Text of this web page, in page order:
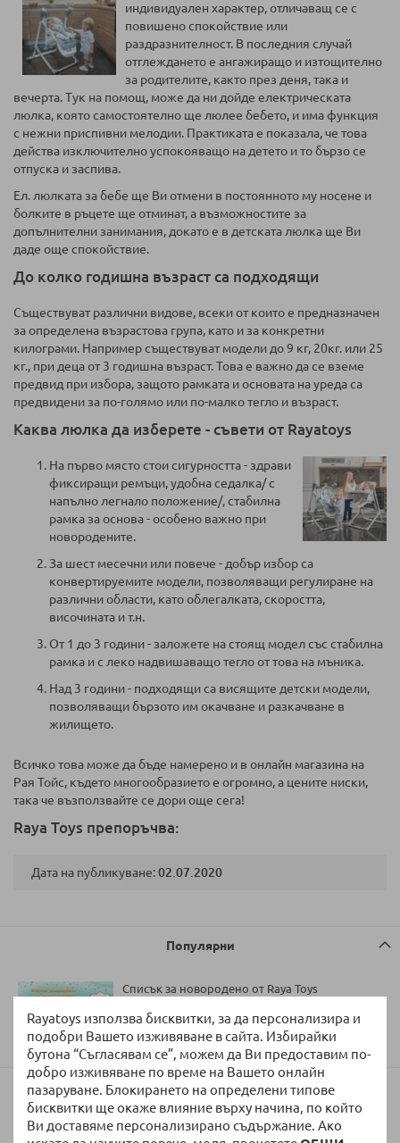
Rayatoys използва бисквитки, за да персонализира и
подобри Вашето изживяване в сайта. Избирайки
бутона “Съгласявам се”, можем да Ви предоставим по-
добро изживяване по време на Вашето онлайн
пазаруване. Блокирането на определени типове
бисквитки ще окаже влияние върху начина, по който
Ви доставяме персонализирано съдържание. Ако
индивидуален характер, отличаващ се с
повишено спокойствие или
раздразнителност. В последния случай
отглеждането е ангажиращо и изтощително
за родителите, както през деня, така и
вечерта. Тук на помощ, може да ни дойде електрическата
люлка, която самостоятелно ще люлее бебето, и има функция
с нежни приспивни мелодии. Практиката е показала, че това
действа изключително успокояващо на детето и то бързо се
отпуска и заспива.
Ел. люлката за бебе ще Ви отмени в постоянното му носене и
болките в ръцете ще отминат, а възможностите за
допълнителни занимания, докато е в детската люлка ще Ви
даде още спокойствие.
До колко годишна възраст са подходящи
Съществуват различни видове, всеки от които е предназначен
за определена възрастова група, като и за конкретни
килограми. Например съществуват модели до 9 кг, 20кг. или 25
кг., при деца от 3 годишна възраст. Това е важно да се вземе
предвид при избора, защото рамката и основата на уреда са
предвидени за по-голямо или по-малко тегло и възраст.
Каква люлка да изберете - съвети от Rayatoys
На първо място стои сигурността - здрави
фиксиращи ремъци, удобна седалка/ с
напълно легнало положение/, стабилна
рамка за основа - особено важно при
новородените.
За шест месечни или повече - добър избор са
конвертируемите модели, позволяващи регулиране на
различни области, като облегалката, скоростта,
височината и т.н.
От 1 до 3 години - заложете на стоящ модел със стабилна
рамка и с леко надвишаващо тегло от това на мъника.
Над 3 години - подходящи са висящите детски модели,
позволяващи бързото им окачване и разкачване в
жилището.
Всичко това може да бъде намерено и в онлайн магазина на
Рая Тойс, където многообразието е огромно, а цените ниски,
така че възползвайте се дори още сега!
Raya Toys препоръчва:
Дата на публикуване:02.07.2020
Популярни
Списък за новородено от Raya Toys
29/05/2023
Как се играят карти Уно?